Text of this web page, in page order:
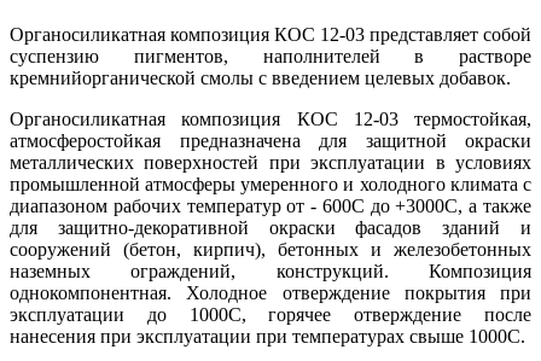
Органосиликатная композиция КОС 12-03 представляет собой
суспензию пигментов, наполнителей в растворе
кремнийорганической смолы с введением целевых добавок.
Органосиликатная композиция КОС 12-03 термостойкая,
атмосферостойкая предназначена для защитной окраски
металлических поверхностей при эксплуатации в условиях
промышленной атмосферы умеренного и холодного климата с
диапазоном рабочих температур от - 600С до +3000С, а также
для защитно-декоративной окраски фасадов зданий и
сооружений (бетон, кирпич), бетонных и железобетонных
наземных ограждений, конструкций. Композиция
однокомпонентная. Холодное отверждение покрытия при
эксплуатации до 1000С, горячее отверждение после
нанесения при эксплуатации при температурах свыше 1000С.